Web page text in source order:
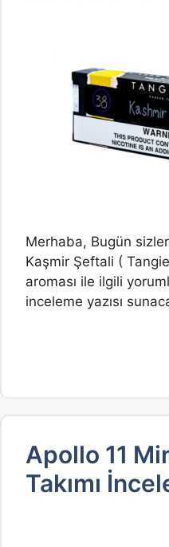
Merhaba, Bugün
Kaşmir Şeftali (
aroması ile ilgili
inceleme yazısı
Apollo 11
Takımı